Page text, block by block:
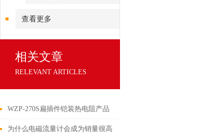
查看更多
相关文章
RELEVANT ARTICLES
WZP-270S扁插件铠装热电阻产品
介绍
为什么电磁流量计会成为销量很高